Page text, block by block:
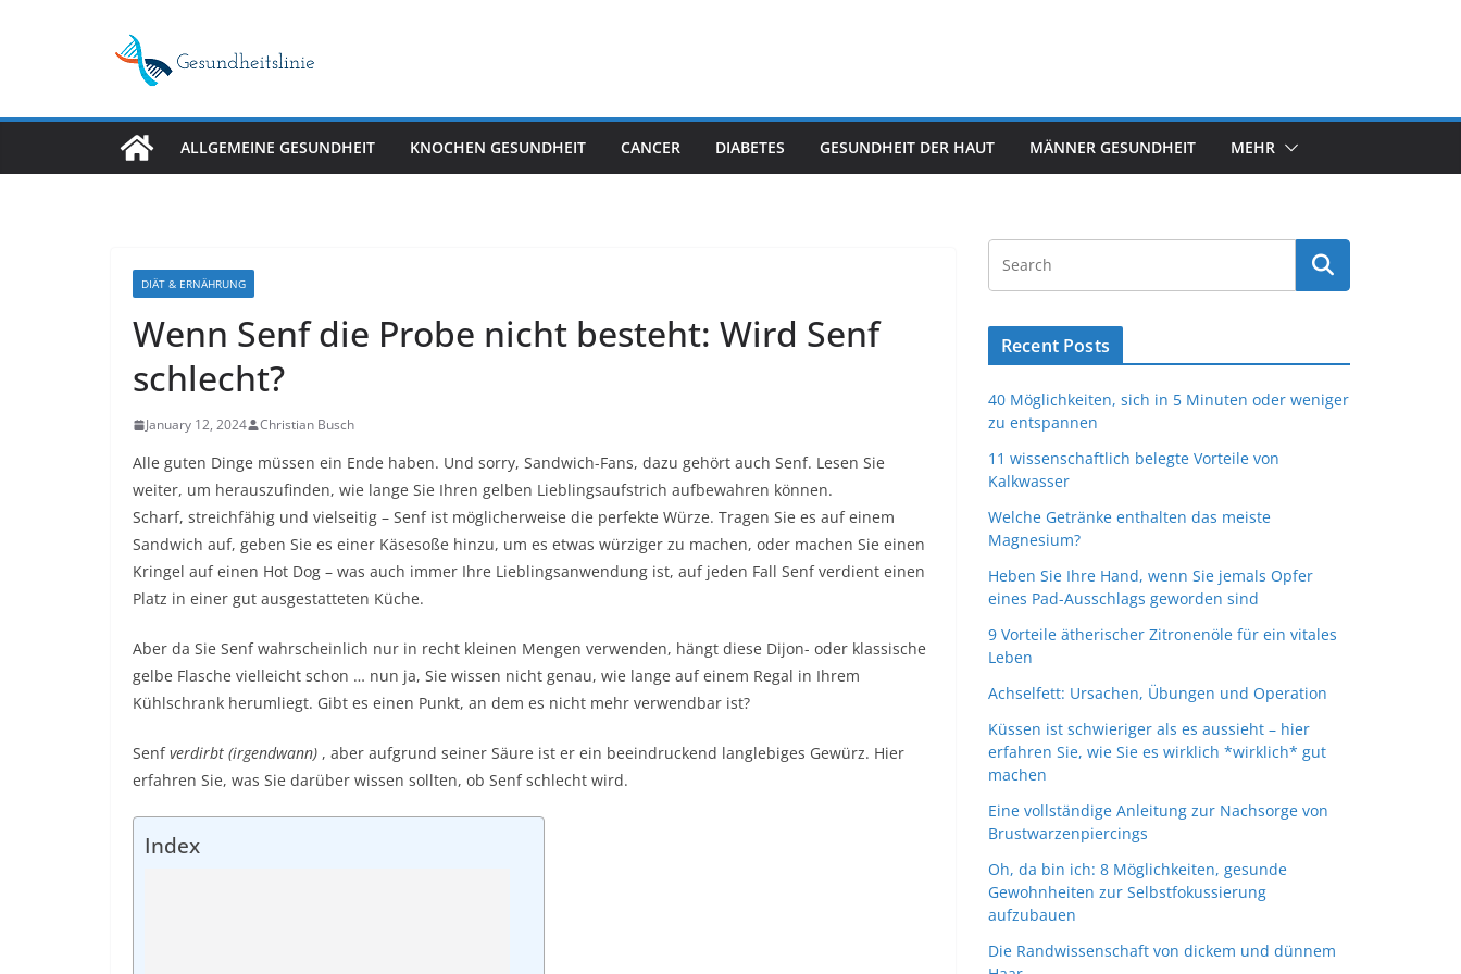
ALLGEMEINE GESUNDHEIT KNOCHEN GESUNDHEIT CANCER DIABETES GESUNDHEIT DER HAUT MÄNNER GESUNDHEIT MEHR
DIÄT & ERNÄHRUNG
Wenn Senf die Probe nicht besteht: Wird Senf
schlecht?
January 12, 2024 Christian Busch
Alle guten Dinge müssen ein Ende haben. Und sorry, Sandwich-Fans, dazu gehört auch Senf. Lesen Sie
weiter, um herauszufinden, wie lange Sie Ihren gelben Lieblingsaufstrich aufbewahren können.
Scharf, streichfähig und vielseitig – Senf ist möglicherweise die perfekte Würze. Tragen Sie es auf einem
Sandwich auf, geben Sie es einer Käsesoße hinzu, um es etwas würziger zu machen, oder machen Sie einen
Kringel auf einen Hot Dog – was auch immer Ihre Lieblingsanwendung ist, auf jeden Fall Senf verdient einen
Platz in einer gut ausgestatteten Küche.
Aber da Sie Senf wahrscheinlich nur in recht kleinen Mengen verwenden, hängt diese Dijon- oder klassische
gelbe Flasche vielleicht schon … nun ja, Sie wissen nicht genau, wie lange auf einem Regal in Ihrem
Kühlschrank herumliegt. Gibt es einen Punkt, an dem es nicht mehr verwendbar ist?
Senfverdirbt (irgendwann) , aber aufgrund seiner Säure ist er ein beeindruckend langlebiges Gewürz. Hier
erfahren Sie, was Sie darüber wissen sollten, ob Senf schlecht wird.
Index
Recent Posts
40 Möglichkeiten, sich in 5 Minuten oder weniger
zu entspannen
11 wissenschaftlich belegte Vorteile von
Kalkwasser
Welche Getränke enthalten das meiste
Magnesium?
Heben Sie Ihre Hand, wenn Sie jemals Opfer
eines Pad-Ausschlags geworden sind
9 Vorteile ätherischer Zitronenöle für ein vitales
Leben
Achselfett: Ursachen, Übungen und Operation
Küssen ist schwieriger als es aussieht – hier
erfahren Sie, wie Sie es wirklich *wirklich* gut
machen
Eine vollständige Anleitung zur Nachsorge von
Brustwarzenpiercings
Oh, da bin ich: 8 Möglichkeiten, gesunde
Gewohnheiten zur Selbstfokussierung
aufzubauen
Die Randwissenschaft von dickem und dünnem